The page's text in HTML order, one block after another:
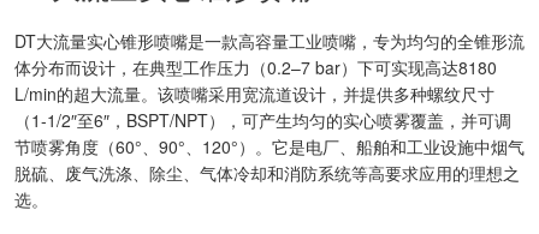
DT大流量实心锥形喷嘴是一款高容量工业喷嘴，专为均匀的全锥形流
体分布而设计，在典型工作压力（0.2–7 bar）下可实现高达8180
L/min的超大流量。该喷嘴采用宽流道设计，并提供多种螺纹尺寸
（1-1/2″至6″，BSPT/NPT），可产生均匀的实心喷雾覆盖，并可调
节喷雾角度（60°、90°、120°）。它是电厂、船舶和工业设施中烟气
脱硫、废气洗涤、除尘、气体冷却和消防系统等高要求应用的理想之
选。